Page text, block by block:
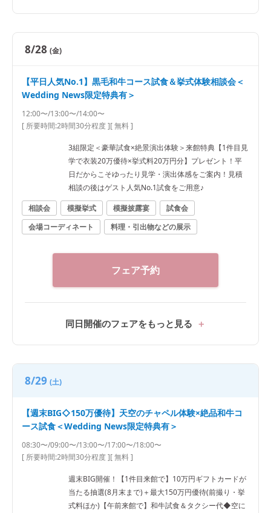
8/28 (金)
【平日人気No.1】黒毛和牛コース試食＆挙式体験相談会＜
Wedding News限定特典有＞
12:00〜/13:00〜/14:00〜
[ 所要時間:2時間30分程度][ 無料 ]
3組限定＜豪華試食×絶景演出体験＞来館特典【1件目見
学で衣装20万優待×挙式料20万円分】プレゼント！平
日だからこそゆったり見学・演出体感をご案内！見積
相談の後はゲスト人気No.1試食をご用意♪
相談会
模擬挙式 模擬披露宴
試食会
会場コーディネート
料理・引出物などの展示
フェア予約
同日開催のフェアをもっと見る
8/29 (土)
【週末BIG◇150万優待】天空のチャペル体験×絶品和牛コ
ース試食＜Wedding News限定特典有＞
08:30〜/09:00〜/13:00〜/17:00〜/18:00〜
[ 所要時間:2時間30分程度][ 無料 ]
週末BIG開催！【1件目来館で】10万円ギフトカードが
当たる抽選(8月末まで)＋最大150万円優待(前撮り・挙
式料ほか)【午前来館で】和牛試食＆タクシー代◆空に